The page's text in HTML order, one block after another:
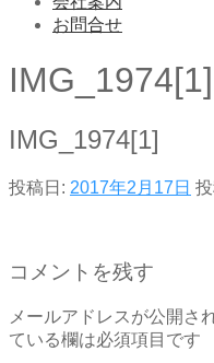
お問合せ
IMG_1974[1]
IMG_1974[1]
投稿日: 2017年2月17日
コメントを残す
メールアドレスが公開さ
ている欄は必須項目です